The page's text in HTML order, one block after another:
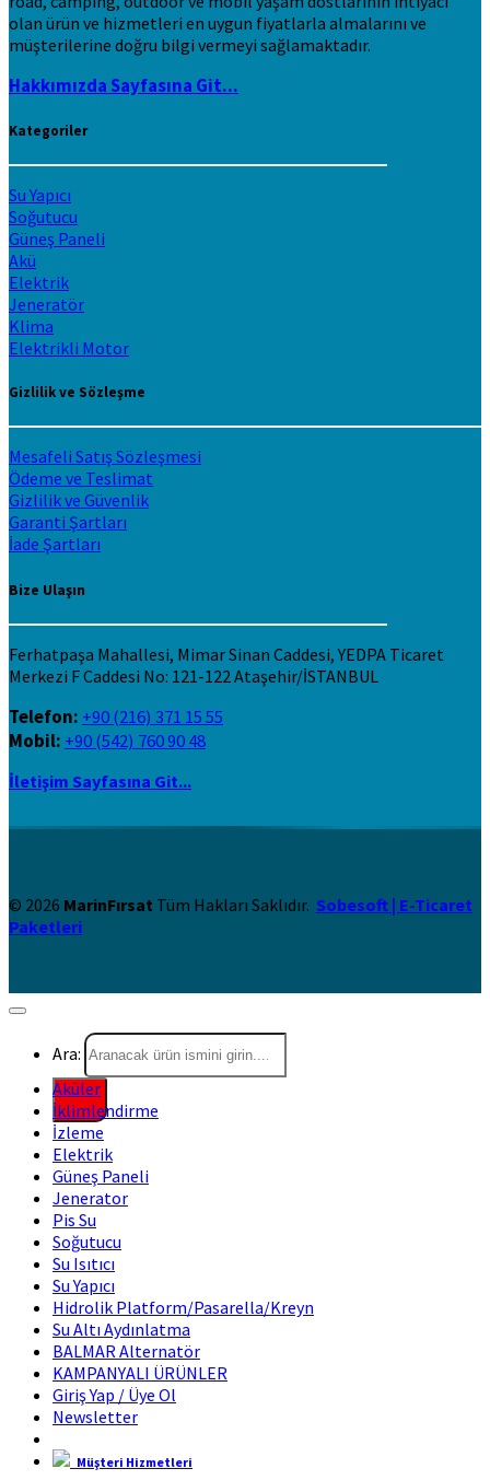
olan ürün ve hizmetleri en uygun fiyatlarla almalarını ve
müşterilerine doğru bilgi vermeyi sağlamaktadır.
Hakkımızda Sayfasına Git...
Kategoriler
Su Yapıcı
Soğutucu
Güneş Paneli
Akü
Elektrik
Jeneratör
Klima
Elektrikli Motor
Gizlilik ve Sözleşme
Mesafeli Satış Sözleşmesi
Ödeme ve Teslimat
Gizlilik ve Güvenlik
Garanti Şartları
İade Şartları
Bize Ulaşın
Ferhatpaşa Mahallesi, Mimar Sinan Caddesi, YEDPA Ticaret
Merkezi F Caddesi No: 121-122 Ataşehir/İSTANBUL
Telefon: +90 (216) 371 15 55
Mobil: +90 (542) 760 90 48
İletişim Sayfasına Git...
© 2026 MarinFırsat Tüm Hakları Saklıdır. Sobesoft | E-Ticaret
Paketleri
Ara:
Aküler
İklimlendirme
İzleme
Elektrik
Güneş Paneli
Jenerator
Pis Su
Soğutucu
Su Isıtıcı
Su Yapıcı
Hidrolik Platform/Pasarella/Kreyn
Su Altı Aydınlatma
BALMAR Alternatör
KAMPANYALI ÜRÜNLER
Giriş Yap / Üye Ol
Newsletter
Müşteri Hizmetleri